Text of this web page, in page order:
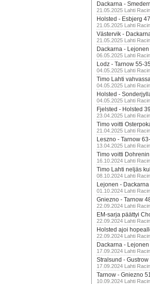
Dackarna -
21.05.2025 Lahti
Holsted - Esbjerg
21.05.2025 Lahti
Västervik -
21.05.2025 Lahti
Dackarna -
06.05.2025 Lahti
Lodz - Tarnow 55-35
04.05.2025 Lahti
Timo Lahti
04.05.2025 Lahti
Holsted -
04.05.2025 Lahti
Fjelsted - Holsted
23.04.2025 Lahti
Timo voitti
21.04.2025 Lahti
Leszno - Tarnow
13.04.2025 Lahti
Timo voitti
16.10.2024 Lahti
Timo Lahti neljäs
08.10.2024 Lahti
Lejonen -
01.10.2024 Lahti
Gniezno - Tarnow
22.09.2024 Lahti
EM-sarja päättyi
22.09.2024 Lahti
Holsted ajoi
22.09.2024 Lahti
Dackarna -
17.09.2024 Lahti
Stralsund - Gustrow
17.09.2024 Lahti
Tarnow - Gniezno
10.09.2024 Lahti